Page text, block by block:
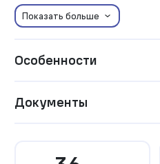
Показать больше
Особенности
Документы